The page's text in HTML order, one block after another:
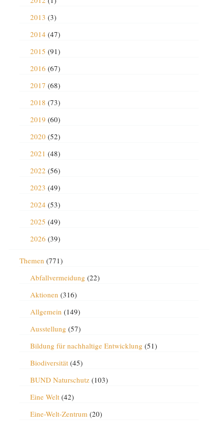
2013 (3)
2014 (47)
2015 (91)
2016 (67)
2017 (68)
2018 (73)
2019 (60)
2020 (52)
2021 (48)
2022 (56)
2023 (49)
2024 (53)
2025 (49)
2026 (39)
Themen (771)
Abfallvermeidung (22)
Aktionen (316)
Allgemein (149)
Ausstellung (57)
Bildung für nachhaltige Entwicklung (51)
Biodiversität(45)
BUND Naturschutz(103)
Eine Welt(42)
Eine-Welt-Zentrum (20)